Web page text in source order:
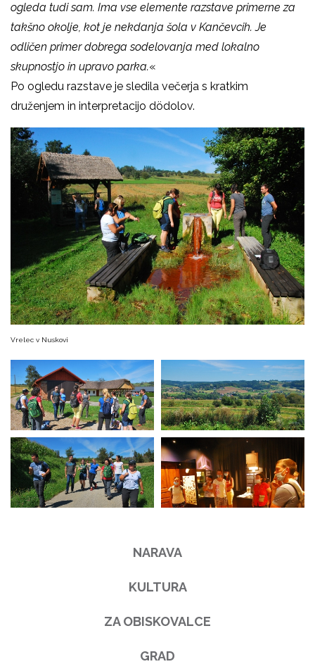
ogleda tudi sam. Ima vse elemente razstave primerne za
takšno okolje, kot je nekdanja šola v Kančevcih. Je
odličen primer dobrega sodelovanja med lokalno
skupnostjo in upravo parka.«
Po ogledu razstave je sledila večerja s kratkim
druženjem in interpretacijo dödolov.
Vrelec v Nuskovi
NARAVA
KULTURA
ZA OBISKOVALCE
GRAD